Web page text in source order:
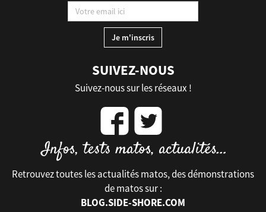
SUIVEZ-NOUS
Suivez-nous sur les réseaux !
Retrouvez toutes les actualités matos, des démonstrations
de matos sur :
BLOG.SIDE-SHORE.COM